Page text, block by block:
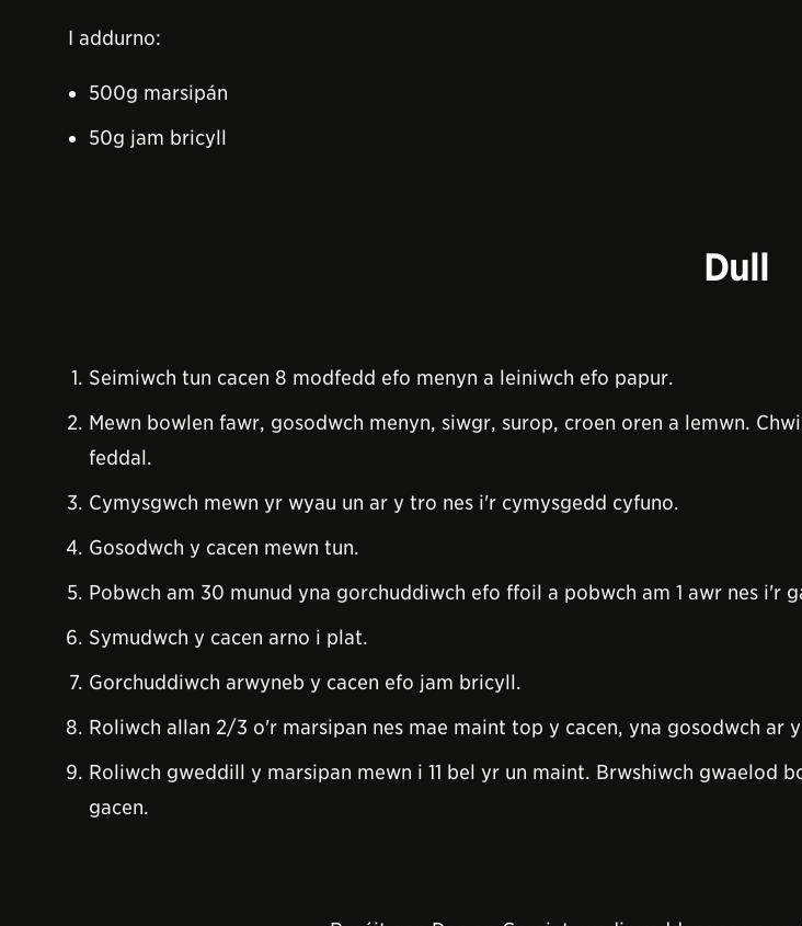
I addurno:
500g marsipán
50g jam bricyll
Dull
Seimiwch tun cacen 8 modfedd efo menyn a leiniwch efo papur.
Mewn bowlen fawr, gosodwch menyn, siwgr, surop, croen oren a lemwn.
feddal.
Cymysgwch mewn yr wyau un ar y tro nes i'r cymysgedd cyfuno.
Gosodwch y cacen mewn tun.
Pobwch am 30 munud yna gorchuddiwch efo ffoil a pobwch am 1 awr nes i'r
Symudwch y cacen arno i plat.
Gorchuddiwch arwyneb y cacen efo jam bricyll.
Roliwch allan 2/3 o'r marsipan nes mae maint top y cacen, yna gosodwch ar
Roliwch gweddill y marsipan mewn i 11 bel yr un maint. Brwshiwch
gacen.